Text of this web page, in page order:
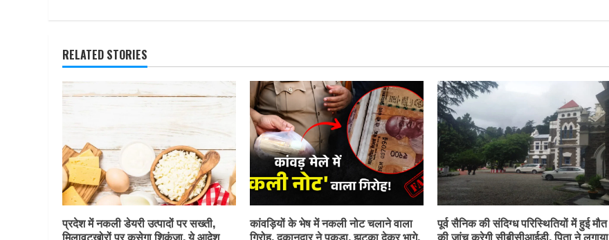
RELATED STORIES
प्रदेश में नकली डेयरी उत्पादों पर सख्ती,
मिलावटखोरों पर कसेगा शिकंजा, ये आदेश
कांवड़ियों के भेष में नकली नोट चलाने वाला
गिरोह, दुकानदार ने पकड़ा, झटका देकर भागे,
पूर्व सैनिक की संदिग्ध परिस्थितियों में हुई मौत
की जांच करेगी सीबीसीआईडी, पिता ने लगाया